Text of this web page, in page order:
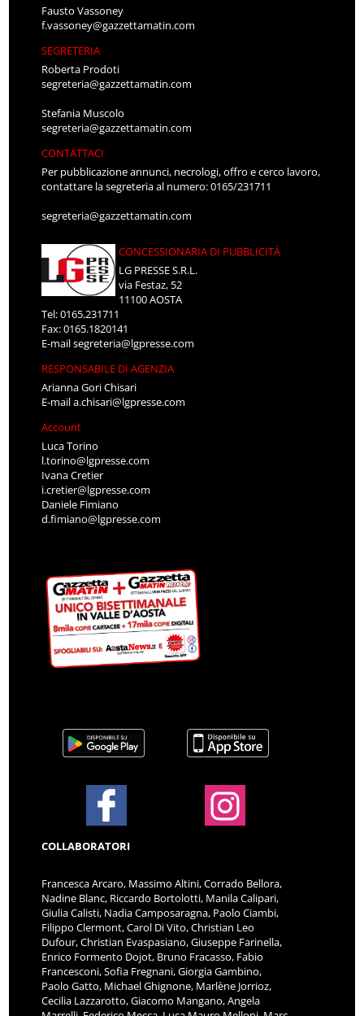
Fausto Vassoney
f.vassoney@gazzettamatin.com
SEGRETERIA
Roberta Prodoti
segreteria@gazzettamatin.com
Stefania Muscolo
segreteria@gazzettamatin.com
CONTATTACI
Per pubblicazione annunci, necrologi, offro e cerco lavoro,
contattare la segreteria al numero: 0165/231711
segreteria@gazzettamatin.com
CONCESSIONARIA DI PUBBLICITÀ
LG PRESSE S.R.L.
via Festaz, 52
11100 AOSTA
Tel: 0165.231711
Fax: 0165.1820141
E-mailsegreteria@lgpresse.com
RESPONSABILE DI AGENZIA
Arianna Gori Chisari
E-maila.chisari@lgpresse.com
Account
Luca Torino
l.torino@lgpresse.com
Ivana Cretier
i.cretier@lgpresse.com
Daniele Fimiano
d.fimiano@lgpresse.com
COLLABORATORI
Francesca Arcaro, Massimo Altini, Corrado Bellora,
Nadine Blanc, Riccardo Bortolotti, Manila Calipari,
Giulia Calisti, Nadia Camposaragna, Paolo Ciambi,
Filippo Clermont, Carol Di Vito, Christian Leo
Dufour, Christian Evaspasiano, Giuseppe Farinella,
Enrico Formento Dojot, Bruno Fracasso, Fabio
Francesconi, Sofia Fregnani, Giorgia Gambino,
Paolo Gatto, Michael Ghignone, Marlène Jorrioz,
Cecilia Lazzarotto, Giacomo Mangano, Angela